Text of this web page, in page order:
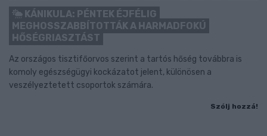
KÁNIKULA: PÉNTEK ÉJFÉLIG
MEGHOSSZABBÍTOTTÁK A HARMADFOKÚ
HŐSÉGRIASZTÁST
Az országos tisztifőorvos szerint a tartós hőség továbbra is
komoly egészségügyi kockázatot jelent, különösen a
veszélyeztetett csoportok számára.
Szólj hozzá!